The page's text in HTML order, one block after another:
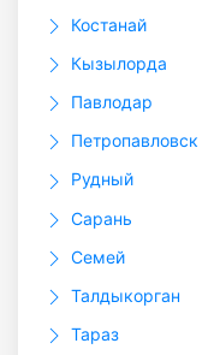
Костанай
Кызылорда
Павлодар
Петропавловск
Рудный
Сарань
Семей
Талдыкорган
Тараз